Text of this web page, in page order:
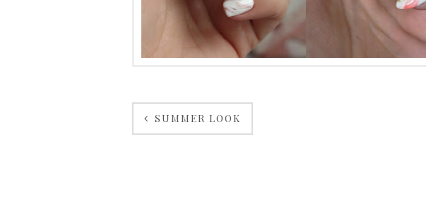
SUMMER LOOK